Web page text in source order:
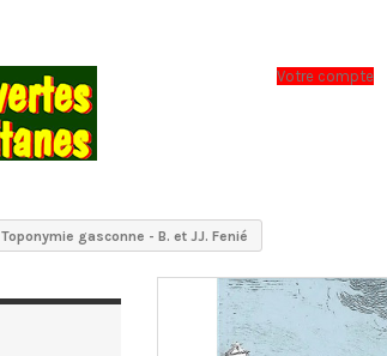
Votre compte
Toponymie gasconne - B. et JJ. Fenié